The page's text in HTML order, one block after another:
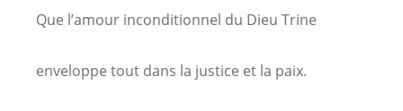
Que l’amour inconditionnel du Dieu Trine
enveloppe tout dans la justice et la paix.